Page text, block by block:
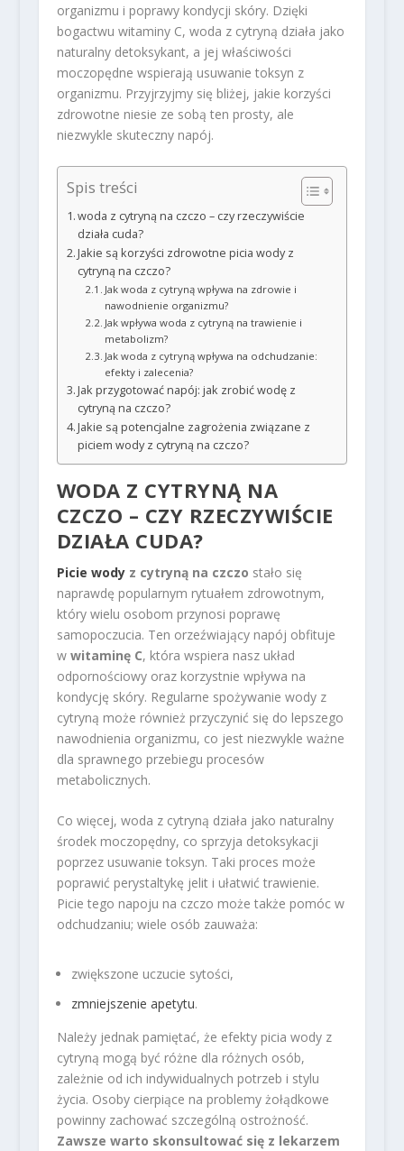
organizmu i poprawy kondycji skóry. Dzięki
bogactwu witaminy C, woda z cytryną działa jako
naturalny detoksykant, a jej właściwości
moczopędne wspierają usuwanie toksyn z
organizmu. Przyjrzyjmy się bliżej, jakie korzyści
zdrowotne niesie ze sobą ten prosty, ale
niezwykle skuteczny napój.
Spis treści
woda z cytryną na czczo – czy rzeczywiście
działa cuda?
Jakie są korzyści zdrowotne picia wody z
cytryną na czczo?
Jak woda z cytryną wpływa na zdrowie i
nawodnienie organizmu?
Jak wpływa woda z cytryną na trawienie i
metabolizm?
Jak woda z cytryną wpływa na odchudzanie:
efekty i zalecenia?
Jak przygotować napój: jak zrobić wodę z
cytryną na czczo?
Jakie są potencjalne zagrożenia związane z
piciem wody z cytryną na czczo?
WODA Z CYTRYNĄ NA
CZCZO – CZY RZECZYWIŚCIE
DZIAŁA CUDA?
Picie wodyz cytryną na czczo stało się
naprawdę popularnym rytuałem zdrowotnym,
który wielu osobom przynosi poprawę
samopoczucia. Ten orzeźwiający napój obfituje
w witaminę C, która wspiera nasz układ
odpornościowy oraz korzystnie wpływa na
kondycję skóry. Regularne spożywanie wody z
cytryną może również przyczynić się do lepszego
nawodnienia organizmu, co jest niezwykle ważne
dla sprawnego przebiegu procesów
metabolicznych.
Co więcej, woda z cytryną działa jako naturalny
środek moczopędny, co sprzyja detoksykacji
poprzez usuwanie toksyn. Taki proces może
poprawić perystaltykę jelit i ułatwić trawienie.
Picie tego napoju na czczo może także pomóc w
odchudzaniu; wiele osób zauważa:
zwiększone uczucie sytości,
zmniejszenie apetytu.
Należy jednak pamiętać, że efekty picia wody z
cytryną mogą być różne dla różnych osób,
zależnie od ich indywidualnych potrzeb i stylu
życia. Osoby cierpiące na problemy żołądkowe
powinny zachować szczególną ostrożność.
Zawsze warto skonsultować się z lekarzem